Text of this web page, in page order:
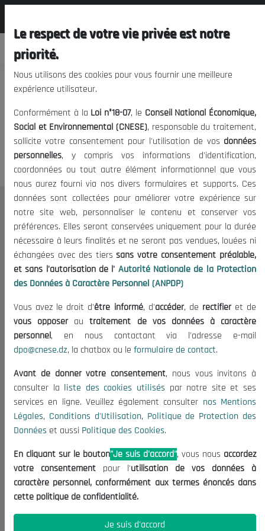
Nous vous prions de nous
excuser, mais l'accès à ce
contenu est restreint.
Le CNESE
A Propos
Le président
Organisation
Publications
Informations utiles
Appels d'offres et Consultations
Mentions Légales
Conditions d'Utilisation
Politique de Protection des Données
Politique des Cookies
Nous Contacter
(+213) 021 98 01 00|01|02
contact@cnese.dz
Suggestions ou Initiatives ?
Newsletter
dernières nouvelles.
Le respect de votre vie privée est notre
priorité.
Nous utilisons des cookies pour vous fournir une meilleure
expérience utilisateur.
Conformément à la Loi n°18-07, le Conseil National Économique,
Social et Environnemental (CNESE), responsable du traitement,
sollicite votre consentement pour l'utilisation de vos données
personnelles, y compris vos informations d'identification,
coordonnées ou tout autre élément informationnel que vous
nous aurez fourni via nos divers formulaires et supports. Ces
données sont collectées pour améliorer votre expérience sur
notre site web, personnaliser le contenu et conserver vos
préférences. Elles seront conservées uniquement pour la durée
nécessaire à leurs finalités et ne seront pas vendues, louées ni
échangées avec des tierssans votre consentement préalable,
et sans l'autorisation de l' Autorité Nationale de la Protection
des Données à Caractère Personnel (ANPDP)
Vous avez le droit d'être informé, d'accéder, de rectifieret de
vous opposerautraitement de vos données à caractère
personnel, en nous contactant via l'adresse e-mail
dpo@cnese.dz, la chatbox ou le formulaire de contact.
Avant de donner votre consentement, nous vous invitons à
consulter la liste des cookies utilisés par notre site et ses
services en ligne. Veuillez également consulter nos Mentions
Légales, Conditions d'Utilisation, Politique de Protection des
Données et aussi Politique des Cookies.
En cliquant sur le bouton"Je suis d'accord", vous nous accordez
votre consentement pour l'utilisation de vos données à
caractère personnel, conformément aux termes énoncés dans
cette politique de confidentialité.
Je suis d'accord